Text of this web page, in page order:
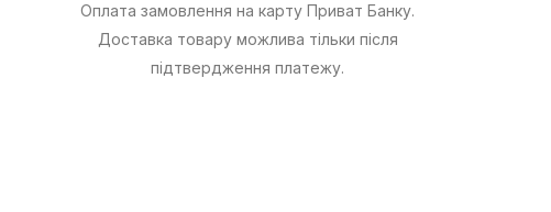
Оплата замовлення на карту Приват Банку.
Доставка товару можлива тільки після
підтвердження платежу.